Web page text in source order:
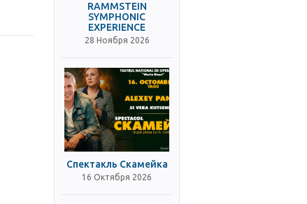
RAMMSTEIN
SYMPHONIC
EXPERIENCE
28 Ноября 2026
Спектакль Скамейка
16 Октября 2026